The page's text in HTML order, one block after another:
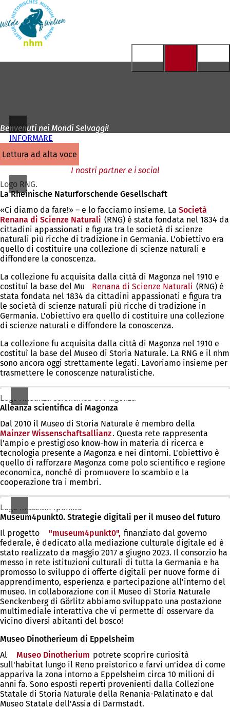
Vai al contenuto
pagina
iniziale
Benvenuti nei Mondi Selvaggi!
INFORMARE
lettura ad alta voce
I nostri partner e i social
Logo RNG.
La Rheinische Naturforschende Gesellschaft
«Ci diamo da fare!» – e lo facciamo insieme. La Società
Renana di Scienze Naturali (Si
apre
in
una
(RNG) è stata fondata nel 1834 da
cittadini appassionati e figura tra le società di scienze
naturali più ricche di tradizione in Germania. L’obiettivo era
quello di costituire una collezione di scienze naturali e
diffondere la conoscenza.
La collezione fu acquisita dalla città di Magonza nel 1910 e
costituì la base del Mu
Renana di Scienze Naturali (Si
apre
in
una
(RNG) è
stata fondata nel 1834 da cittadini appassionati e figura tra
le società di scienze naturali più ricche di tradizione in
Germania. L’obiettivo era quello di costituire una collezione
di scienze naturali e diffondere la conoscenza.
La collezione fu acquisita dalla città di Magonza nel 1910 e
costituì la base del Museo di Storia Naturale. La RNG e il nhm
sono ancora oggi strettamente legati. Lavoriamo insieme per
trasmettere le conoscenze naturalistiche.
Logo Alleanza scientifica di Magonza
Alleanza scientifica di Magonza
Dal 2010 il Museo di Storia Naturale è membro della
Mainzer Wissenschaftsallianz(Si
apre
in
una
nuova
. Questa rete rappresenta
l'ampio e prestigioso know-how in materia di ricerca e
tecnologia presente a Magonza e nei dintorni. L'obiettivo è
quello di rafforzare Magonza come polo scientifico e regione
economica, nonché di promuovere lo scambio e la
cooperazione tra i membri.
Logo museum4punkt0
Museum4punkt0. Strategie digitali per il museo del futuro
Il progetto
"museum4punkt0", (Si
apre
in
una
nuova
scheda)
finanziato dal governo
federale, è dedicato alla mediazione culturale digitale ed è
stato realizzato da maggio 2017 a giugno 2023. Il consorzio ha
messo in rete istituzioni culturali di tutta la Germania e ha
promosso lo sviluppo di offerte digitali per nuove forme di
apprendimento, esperienza e partecipazione all'interno del
museo. In collaborazione con il Museo di Storia Naturale
Senckenberg di Görlitz abbiamo sviluppato una postazione
multimediale interattiva che vi permette di osservare da
vicino diversi abitanti del bosco!
Museo Dinotherieum di Eppelsheim
Al
Museo Dinotherium (Si
apre
in
una
nuova
scheda)
potrete scoprire curiosità
sull'habitat lungo il Reno preistorico e farvi un'idea di come
appariva la zona intorno a Eppelsheim circa 10 milioni di
anni fa. Sono esposti reperti provenienti dalla Collezione
Statale di Storia Naturale della Renania-Palatinato e dal
Museo Statale dell'Assia di Darmstadt.